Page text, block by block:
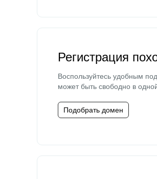
Регистрация
Воспользуйтесь удобным
может быть свободно в
Подобрать домен